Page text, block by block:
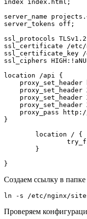
index index.html;
server_name
server_tokens off;
ssl_protocols
ssl_certificate /etc/
ssl_certificate_key /
ssl_ciphers
location /api {
proxy_set_header
proxy_set_header
proxy_set_header
proxy_set_header
proxy_pass
}
        location / {
        }
}
Создаем ссылку в папке
ln -s /etc/nginx/
Проверяем